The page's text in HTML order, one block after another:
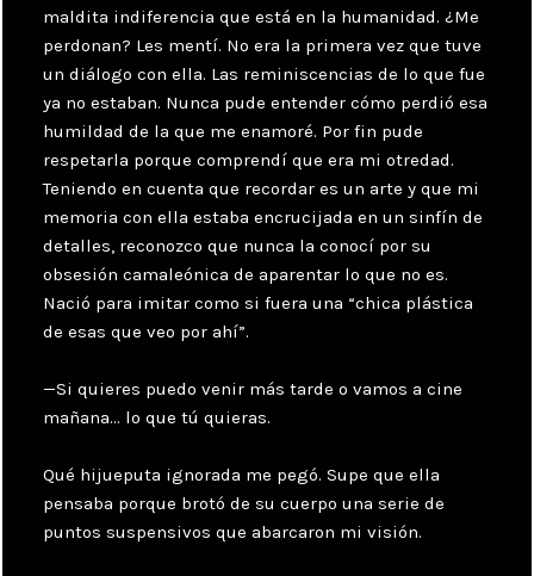
maldita indiferencia que está en la humanidad. ¿Me
perdonan? Les mentí. No era la primera vez que tuve
un diálogo con ella. Las reminiscencias de lo que fue
ya no estaban. Nunca pude entender cómo perdió esa
humildad de la que me enamoré. Por fin pude
respetarla porque comprendí que era mi otredad.
Teniendo en cuenta que recordar es un arte y que mi
memoria con ella estaba encrucijada en un sinfín de
detalles, reconozco que nunca la conocí por su
obsesión camaleónica de aparentar lo que no es.
Nació para imitar como si fuera una “chica plástica
de esas que veo por ahí”.
—Si quieres puedo venir más tarde o vamos a cine
mañana… lo que tú quieras.
Qué hijueputa ignorada me pegó. Supe que ella
pensaba porque brotó de su cuerpo una serie de
puntos suspensivos que abarcaron mi visión.